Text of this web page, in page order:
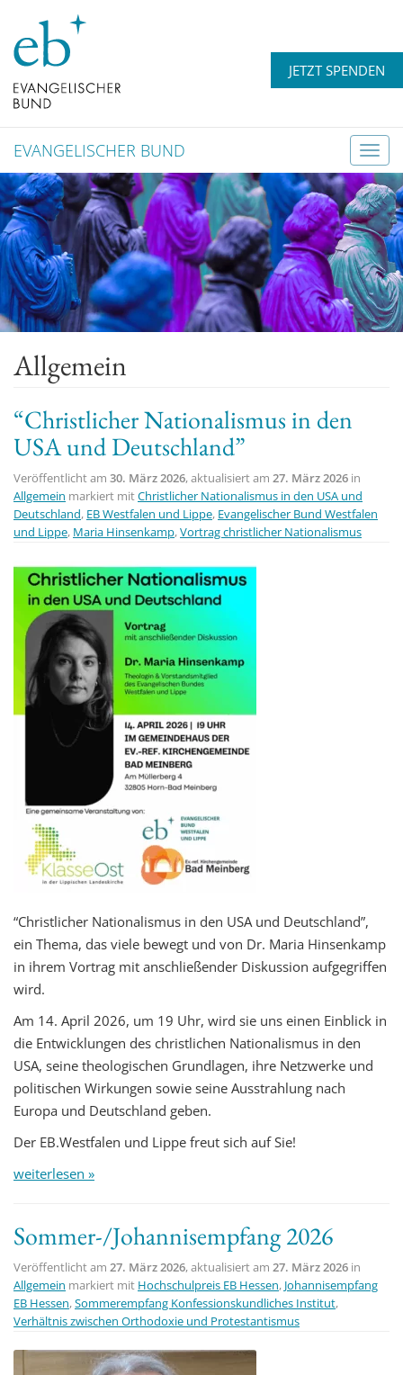
JETZT SPENDEN
T
o
g
g
l
e
n
a
v
EVANGELISCHER BUND
Allgemein
“Christlicher Nationalismus in den
USA und Deutschland”
Veröffentlicht am 30. März 2026, aktualisiert am 27. März 2026 in
Allgemein markiert mitChristlicher Nationalismus in den USA und
Deutschland, EB Westfalen und Lippe, Evangelischer Bund Westfalen
und Lippe, Maria Hinsenkamp,Vortrag christlicher Nationalismus
“Christlicher Nationalismus in den USA und Deutschland”,
ein Thema, das viele bewegt und von Dr. Maria Hinsenkamp
in ihrem Vortrag mit anschließender Diskussion aufgegriffen
wird.
Am 14. April 2026, um 19 Uhr, wird sie uns einen Einblick in
die Entwicklungen des christlichen Nationalismus in den
USA, seine theologischen Grundlagen, ihre Netzwerke und
politischen Wirkungen sowie seine Ausstrahlung nach
Europa und Deutschland geben.
Der EB.Westfalen und Lippe freut sich auf Sie!
weiterlesen »
Sommer-/Johannisempfang 2026
Veröffentlicht am 27. März 2026, aktualisiert am 27. März 2026 in
Allgemein markiert mit Hochschulpreis EB Hessen, Johannisempfang
EB Hessen,Sommerempfang Konfessionskundliches Institut,
Verhältnis zwischen Orthodoxie und Protestantismus